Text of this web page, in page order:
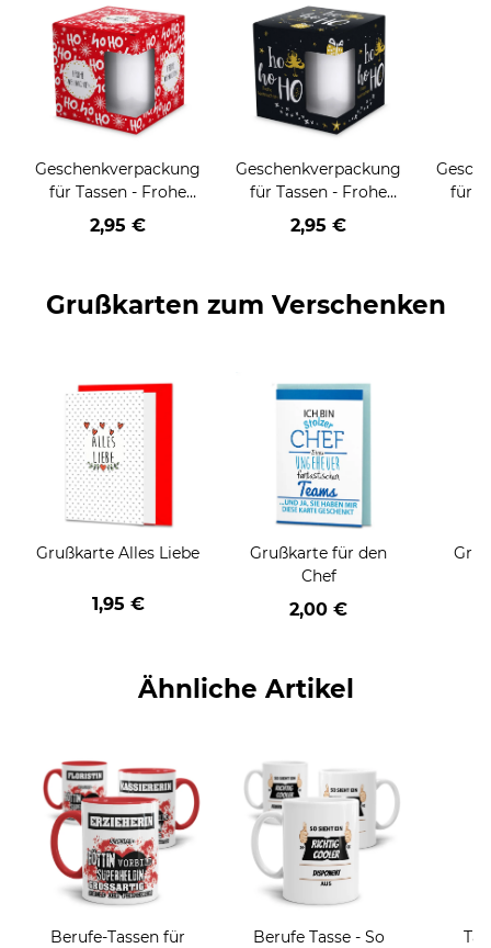
Geschenkverpackung
für Tassen - Frohe
Weihnachten - HO
HO HO - rot
2,95 €
Geschenkverpackung
für Tassen - Frohe
Weihnachten - HO
HO HO - schwarz
2,95 €
für
Grußkarten zum Verschenken
Grußkarte Alles Liebe
1,95 €
Grußkarte für den
Chef
2,00 €
Ähnliche Artikel
Berufe-Tassen für
Berufe Tasse - So